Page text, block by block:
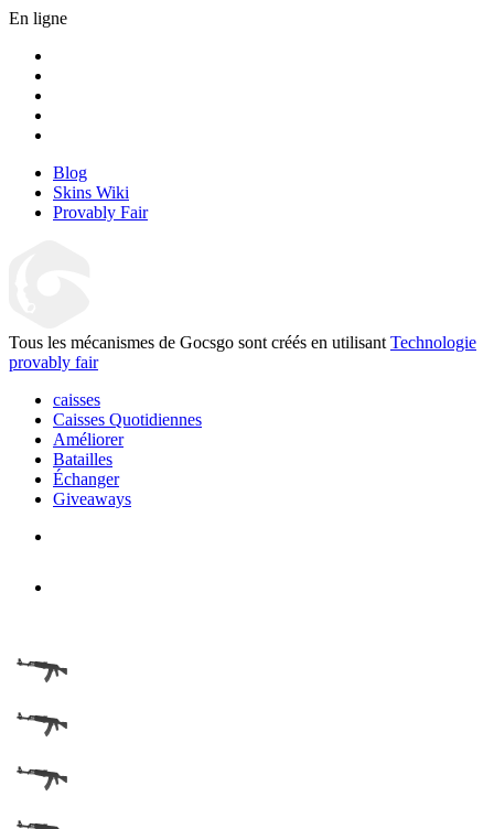
En ligne
Blog
Skins Wiki
Provably Fair
Tous les mécanismes de Gocsgo sont créés en utilisant Technologie
provably fair
caisses
Caisses Quotidiennes
Améliorer
Batailles
Échanger
Giveaways